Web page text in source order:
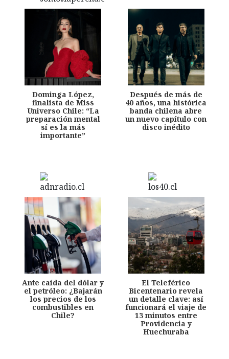
Dominga López,
finalista de Miss
Universo Chile: “La
preparación mental
sí es la más
importante”
Después de más de
40 años, una histórica
banda chilena abre
un nuevo capítulo con
disco inédito
Ante caída del dólar y
el petróleo: ¿Bajarán
los precios de los
combustibles en
Chile?
El Teleférico
Bicentenario revela
un detalle clave: así
funcionará el viaje de
13 minutos entre
Providencia y
Huechuraba